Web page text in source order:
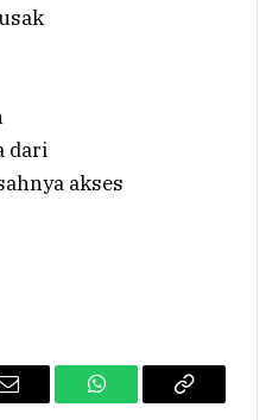
dari
akses
Email WhatsAppCopy